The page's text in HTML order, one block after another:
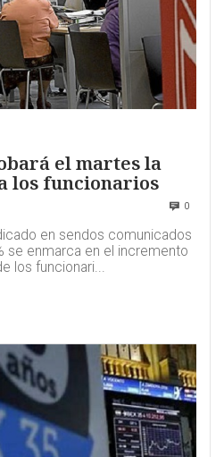
el martes la
los funcionarios
0
en sendos comunicados
se enmarca en el incremento
los funcionari...